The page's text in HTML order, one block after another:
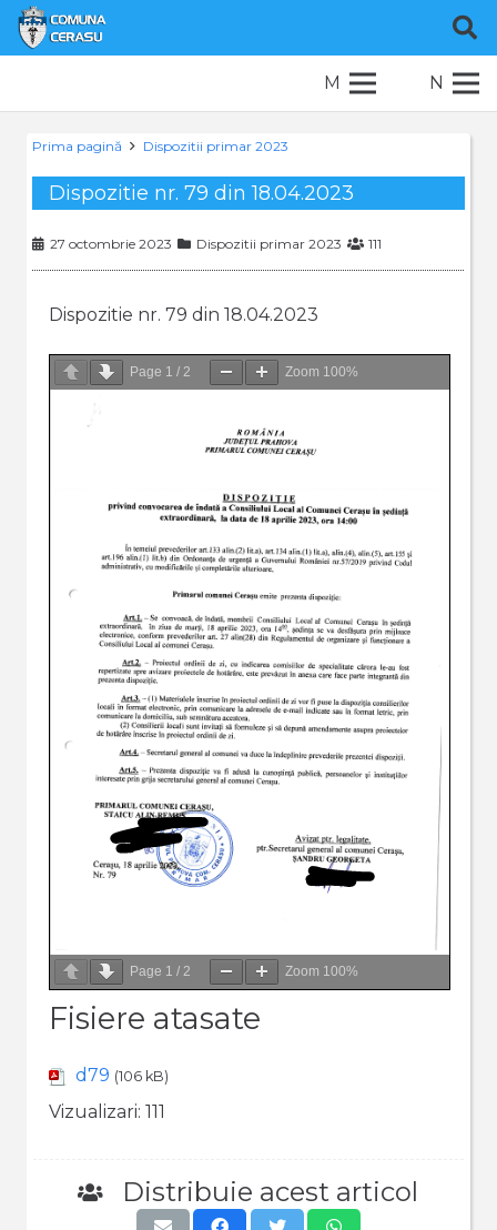
M N
Prima pagină Dispozitii primar 2023
Dispozitie nr. 79 din 18.04.2023
27 octombrie 2023 Dispozitii primar 2023 111
Dispozitie nr. 79 din 18.04.2023
Page 1 / 2 Zoom 100%
Page 1 / 2 Zoom 100%
Fisiere atasate
d79 (106 kB)
Vizualizari: 111
Distribuie acest articol